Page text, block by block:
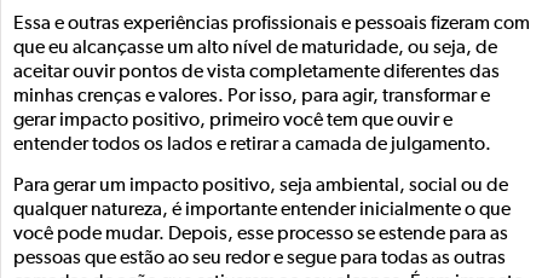
Essa e outras experiências profissionais e pessoais fizeram com
que eu alcançasse um alto nível de maturidade, ou seja, de
aceitar ouvir pontos de vista completamente diferentes das
minhas crenças e valores. Por isso, para agir, transformar e
gerar impacto positivo, primeiro você tem que ouvir e
entender todos os lados e retirar a camada de julgamento.
Para gerar um impacto positivo, seja ambiental, social ou de
qualquer natureza, é importante entender inicialmente o que
você pode mudar. Depois, esse processo se estende para as
pessoas que estão ao seu redor e segue para todas as outras